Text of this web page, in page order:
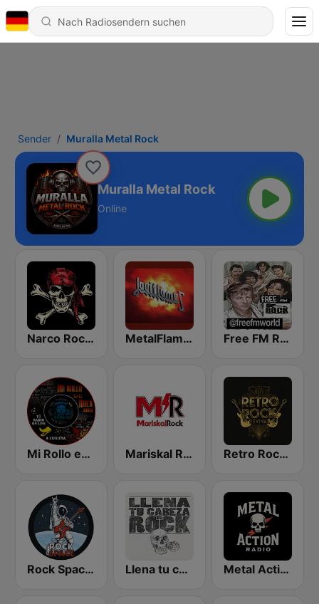
Sender Muralla Metal Rock
Muralla Metal Rock
Online
Narco Rock Metal MetalFlames Radio Free FM Rock
Mi Rollo es el Rock Radio Mariskal Rock Retro Rock Revival
Rock Space Radio Llena tu cabeza de RocK Metal Action Radio